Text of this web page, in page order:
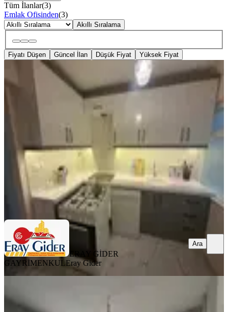
Tüm İlanlar(3)
Emlak Ofisinden(3)
Akıllı Sıralama
Fiyatı Düşen Güncel İlan Düşük Fiyat Yüksek Fiyat
Yedieylül Mah. Full Eşyalı 3+1
Eşyaları Yeni, Doğalgazlı 1. Kat
Efeler, Yedi Eylül Mahallesi
Yüksek giriş
26.000 ₺
ERAY GİDER GAYRİMENKULEray Gider
ERAY GİDER
GAYRİMENKULEray Gider
Ara
Emlak Evi'nden 7 Eylül Mah. Kiralık